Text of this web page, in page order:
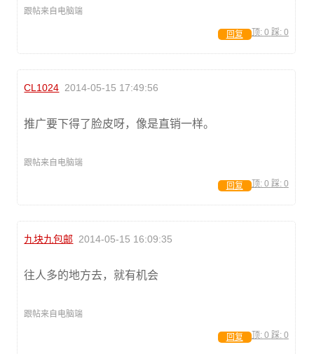
跟帖来自电脑端
顶: 0 踩: 0
回复
CL1024 2014-05-15 17:49:56
推广要下得了脸皮呀，像是直销一样。
跟帖来自电脑端
顶: 0 踩: 0
回复
九块九包邮 2014-05-15 16:09:35
往人多的地方去，就有机会
跟帖来自电脑端
顶: 0 踩: 0
回复